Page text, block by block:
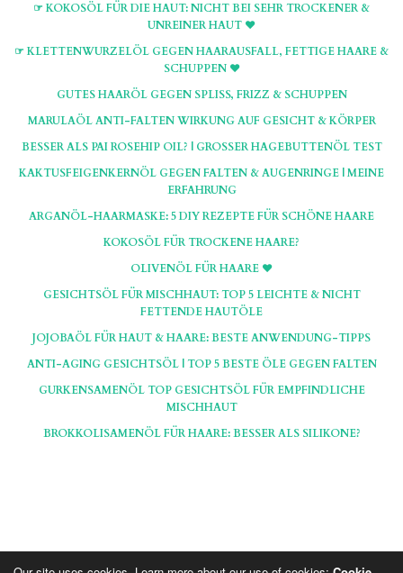
☞ KOKOSÖL FÜR DIE HAUT: NICHT BEI SEHR TROCKENER &
UNREINER HAUT ♥
☞ KLETTENWURZELÖL GEGEN HAARAUSFALL, FETTIGE HAARE &
SCHUPPEN ♥
GUTES HAARÖL GEGEN SPLISS, FRIZZ & SCHUPPEN
MARULAÖL ANTI-FALTEN WIRKUNG AUF GESICHT & KÖRPER
BESSER ALS PAI ROSEHIP OIL? | GROSSER HAGEBUTTENÖL TEST
KAKTUSFEIGENKERNÖL GEGEN FALTEN & AUGENRINGE | MEINE
ERFAHRUNG
ARGANÖL-HAARMASKE: 5 DIY REZEPTE FÜR SCHÖNE HAARE
KOKOSÖL FÜR TROCKENE HAARE?
OLIVENÖL FÜR HAARE ♥
GESICHTSÖL FÜR MISCHHAUT: TOP 5 LEICHTE & NICHT
FETTENDE HAUTÖLE
JOJOBAÖL FÜR HAUT & HAARE: BESTE ANWENDUNG-TIPPS
ANTI-AGING GESICHTSÖL | TOP 5 BESTE ÖLE GEGEN FALTEN
GURKENSAMENÖL TOP GESICHTSÖL FÜR EMPFINDLICHE
MISCHHAUT
BROKKOLISAMENÖL FÜR HAARE: BESSER ALS SILIKONE?